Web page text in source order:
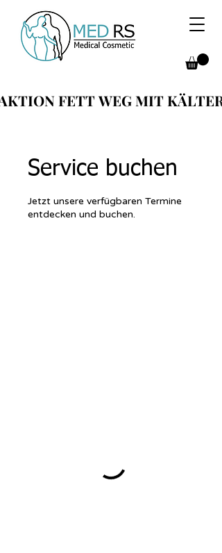
FETT WEG MIT KÄLTER
FETT WEG MIT KÄLTER
Service buchen
Jetzt unsere verfügbaren Termine
entdecken und buchen.